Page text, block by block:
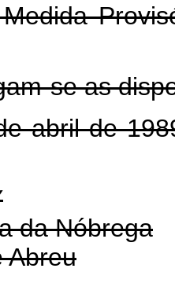
se as
abril de
da Nóbrega
Abreu